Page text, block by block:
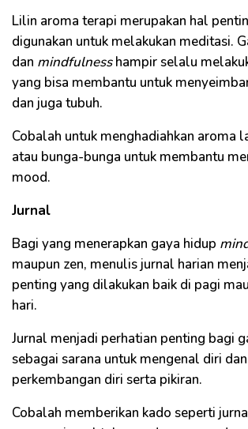
Lilin aroma terapi merupakan hal
digunakan untuk melakukan meditasi.
dan mindfulnesshampir selalu
yang bisa membantu untuk
dan juga tubuh.
Cobalah untuk menghadiahkan aroma
atau bunga-bunga untuk membantu
mood.
Jurnal
Bagi yang menerapkan gaya hidup
maupun zen, menulis jurnal harian
penting yang dilakukan baik di pagi
hari.
Jurnal menjadi perhatian penting bagi
sebagai sarana untuk mengenal diri
perkembangan diri serta pikiran.
Cobalah memberikan kado seperti